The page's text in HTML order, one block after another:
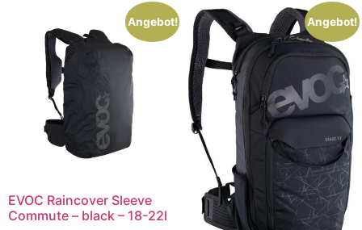
Angebot!
EVOC Raincover Sleeve
Commute – black – 18-22l
Angebot!